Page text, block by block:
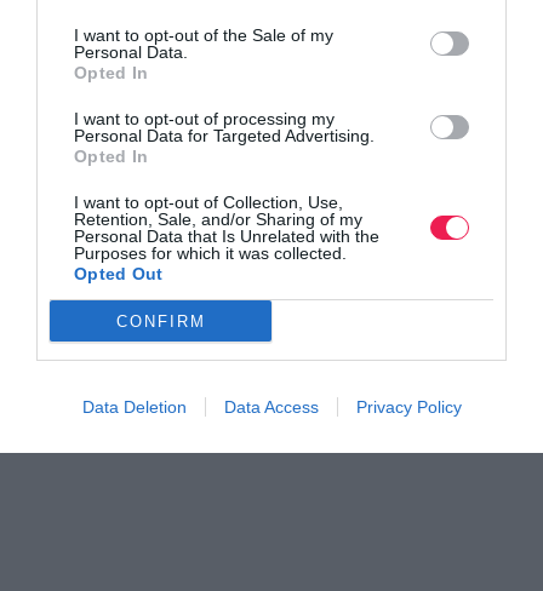
I want to opt-out of the Sale of my
Personal Data.
Opted In
I want to opt-out of processing my
Personal Data for Targeted Advertising.
Opted In
I want to opt-out of Collection, Use,
Retention, Sale, and/or Sharing of my
Personal Data that Is Unrelated with the
Purposes for which it was collected.
Opted Out
CONFIRM
Data Deletion Data Access Privacy Policy